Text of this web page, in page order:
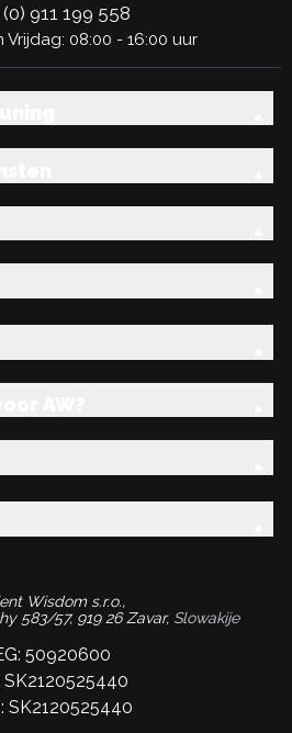
(0) 911 199 558
08:00 - 16:00 uur
Wisdom s.r.o.,
583/57, 919 26 Zavar, Slowakije
50920600
SK2120525440
SK2120525440